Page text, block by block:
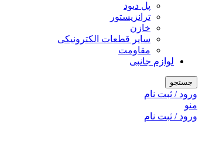
پل دیود
ترانزیستور
خازن
سایر قطعات الکترونیکی
مقاومت
لوازم جانبی
جستجو
ورود / ثبت نام
منو
ورود / ثبت نام